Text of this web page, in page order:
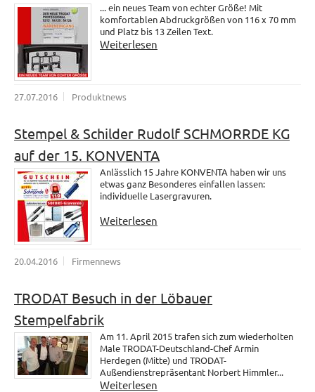
... ein neues Team von echter Größe! Mit
komfortablen Abdruckgrößen von 116 x 70 mm
und Platz bis 13 Zeilen Text.
Weiterlesen
27.07.2016 Produktnews
Stempel & Schilder Rudolf SCHMORRDE KG
auf der 15. KONVENTA
Anlässlich 15 Jahre KONVENTA haben wir uns
etwas ganz Besonderes einfallen lassen:
individuelle Lasergravuren.
Weiterlesen
20.04.2016 Firmennews
TRODAT Besuch in der Löbauer
Stempelfabrik
Am 11. April 2015 trafen sich zum wiederholten
Male TRODAT-Deutschland-Chef Armin
Herdegen (Mitte) und TRODAT-
Außendienstrepräsentant Norbert Himmler...
Weiterlesen